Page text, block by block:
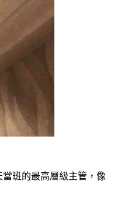
班的最高層級主管，像